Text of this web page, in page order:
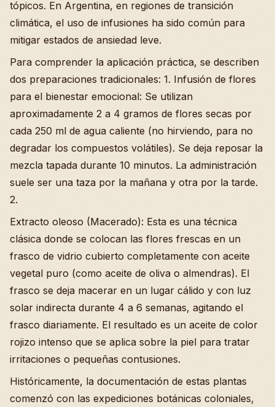
tópicos. En Argentina, en regiones de transición
climática, el uso de infusiones ha sido común para
mitigar estados de ansiedad leve.
Para comprender la aplicación práctica, se describen
dos preparaciones tradicionales: 1. Infusión de flores
para el bienestar emocional: Se utilizan
aproximadamente 2 a 4 gramos de flores secas por
cada 250 ml de agua caliente (no hirviendo, para no
degradar los compuestos volátiles). Se deja reposar la
mezcla tapada durante 10 minutos. La administración
suele ser una taza por la mañana y otra por la tarde.
2.
Extracto oleoso (Macerado): Esta es una técnica
clásica donde se colocan las flores frescas en un
frasco de vidrio cubierto completamente con aceite
vegetal puro (como aceite de oliva o almendras). El
frasco se deja macerar en un lugar cálido y con luz
solar indirecta durante 4 a 6 semanas, agitando el
frasco diariamente. El resultado es un aceite de color
rojizo intenso que se aplica sobre la piel para tratar
irritaciones o pequeñas contusiones.
Históricamente, la documentación de estas plantas
comenzó con las expediciones botánicas coloniales,